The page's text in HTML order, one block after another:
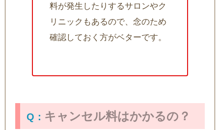
料が発生したりするサロンやク
リニックもあるので、念のため
確認しておく方がベターです。
キャンセル料はかかるの？